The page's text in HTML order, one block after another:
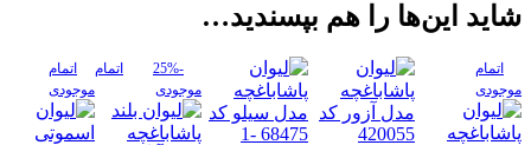
شاید این‌ها را هم بپسندید…
اتمام
موجودی
-25%
اتمام
موجودی
اتمام
موجودی